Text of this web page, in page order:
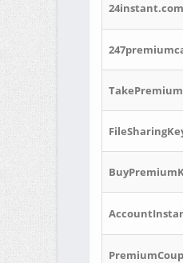
24instant.com